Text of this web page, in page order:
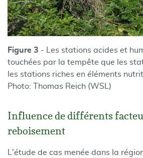
Figure 3 - Les stations acides et
touchées par la tempête que les
les stations riches en éléments
Photo: Thomas Reich (WSL)
Influence de différents
reboisement
L'étude de cas menée dans la